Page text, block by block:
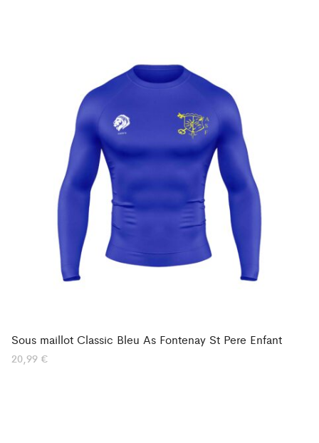
Sous maillot Classic Bleu As Fontenay St Pere Enfant
20,99 €